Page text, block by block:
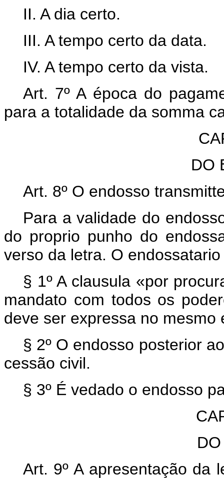
II. A dia certo.
III. A tempo certo da data.
IV. A tempo certo da vista.
Art. 7º A época do
para a totalidade da somma
DO
Art. 8º O endosso
Para a validade do
do proprio punho do
verso da letra. O
§ 1º A clausula «por
mandato com todos os
deve ser expressa no mesmo
§ 2º O endosso posterior
cessão civil.
§ 3º É vedado o endosso
D
Art. 9º A apresentação da